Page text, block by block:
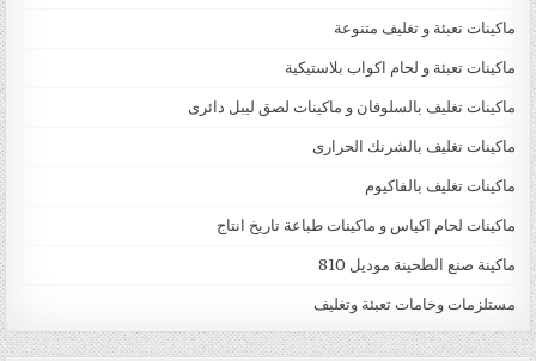
ماكينات تعبئة و تغليف متنوعة
ماكينات تعبئة و لحام اكواب بلاستيكية
ماكينات تغليف بالسلوفان و ماكينات لصق ليبل دائرى
ماكينات تغليف بالشرنك الحرارى
ماكينات تغليف بالفاكيوم
ماكينات لحام اكياس و ماكينات طباعة تاريخ انتاج
ماكينة صنع الطحينة موديل 810
مستلزمات وخامات تعبئة وتغليف